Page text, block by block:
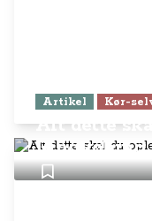
Artikel Kør-
Alt dette
Ringkøbing